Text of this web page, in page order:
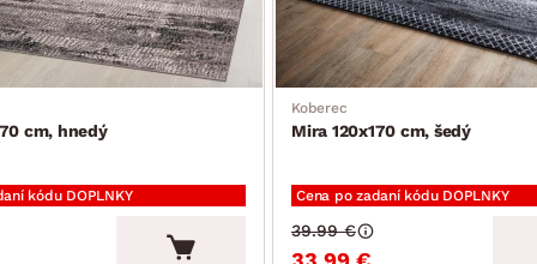
cm, hnedý
kódu DOPLNKY
Koberec
Mira 120x170 cm, šedý
Cena po zadaní kódu DOPLNKY
39.99 €